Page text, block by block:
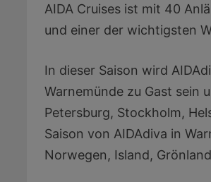
AIDA Cruises ist mit 40
und einer der wichtigsten
In dieser Saison wird
Warnemünde zu Gast sein
Petersburg, Stockholm,
Saison von AIDAdiva in
Norwegen, Island,